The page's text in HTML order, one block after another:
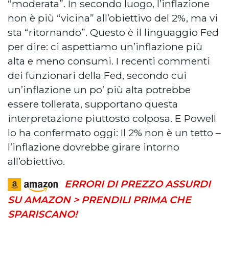
“moderata”. In secondo luogo, l’inflazione
non è più “vicina” all’obiettivo del 2%, ma vi
sta “ritornando”. Questo è il linguaggio Fed
per dire: ci aspettiamo un’inflazione più
alta e meno consumi. I recenti commenti
dei funzionari della Fed, secondo cui
un’inflazione un po’ più alta potrebbe
essere tollerata, supportano questa
interpretazione piuttosto colposa. E Powell
lo ha confermato oggi: Il 2% non è un tetto –
l’inflazione dovrebbe girare intorno
all’obiettivo.
ERRORI DI PREZZO ASSURDI
SU AMAZON > PRENDILI PRIMA CHE
SPARISCANO!